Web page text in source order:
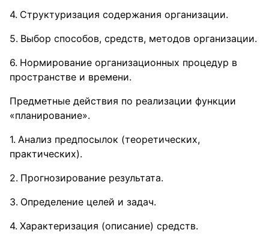
Структуризация содержания организации.
Выбор способов, средств, методов организации.
Нормирование организационных процедур в
пространстве и времени.
Предметные действия по реализации функции
«планирование».
Анализ предпосылок (теоретических,
практических).
Прогнозирование результата.
Определение целей и задач.
Характеризация (описание) средств.